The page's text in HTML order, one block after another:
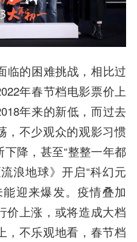
临的困难挑战，相比过
年春节档电影票价上
年来的新低，而过去
，不少观众的观影习惯
降，甚至“整整一年都
浪地球》开启“科幻元
迎来爆发。疫情叠加
价上涨，或将造成大档
，不乐观地看，春节档